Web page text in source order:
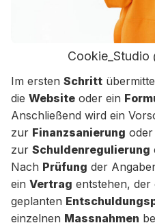
Cookie_Studio
Im ersten Schritt
die Website oder ein
Anschließend wird ein
zur Finanzsanierung oder
zur Schuldenregulierung
Nach Prüfung der
ein Vertrag entstehen, der
geplanten
einzelnen Massnahmen